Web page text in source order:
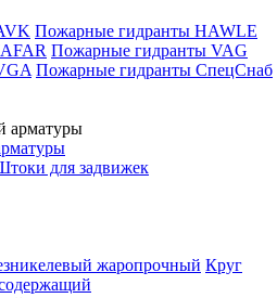
Пожарные гидранты HAWLE
Пожарные гидранты VAG
Пожарные гидранты СпецСнаб
для задвижек
жаропрочный Круг